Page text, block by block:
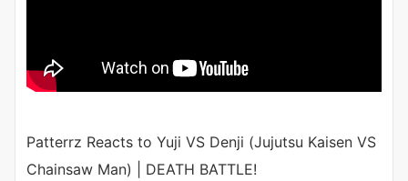
Patterrz Reacts to Yuji VS Denji (Jujutsu Kaisen VS
Chainsaw Man) | DEATH BATTLE!